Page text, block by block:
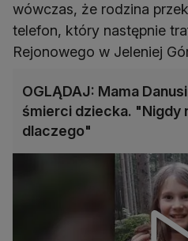
wówczas, że rodzina
telefon, który następnie
Rejonowego w Jeleniej
OGLĄDAJ: Mama
śmierci dziecka. "Nigdy
dlaczego"